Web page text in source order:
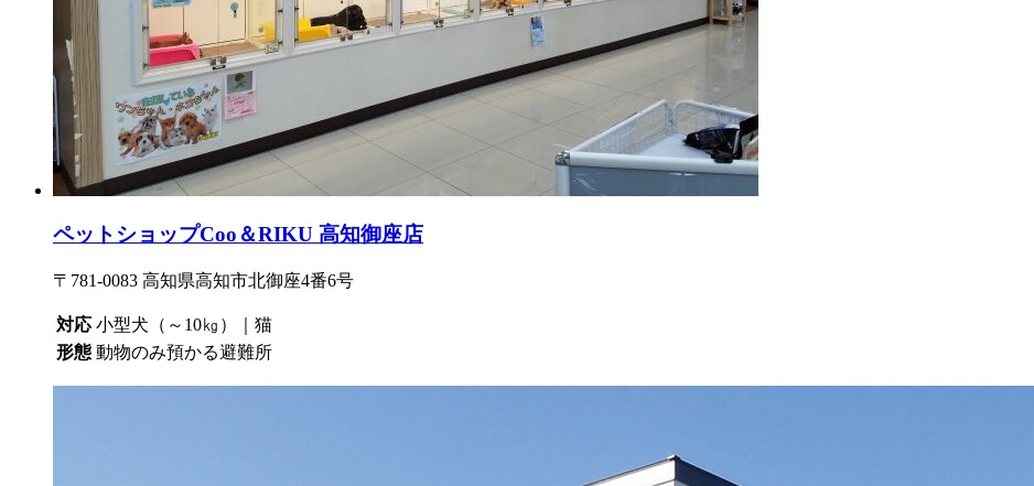
ペットショップCoo＆RIKU 高知御座店
〒781-0083 高知県高知市北御座4番6号
対応 小型犬（～10㎏）｜猫
形態 動物のみ預かる避難所